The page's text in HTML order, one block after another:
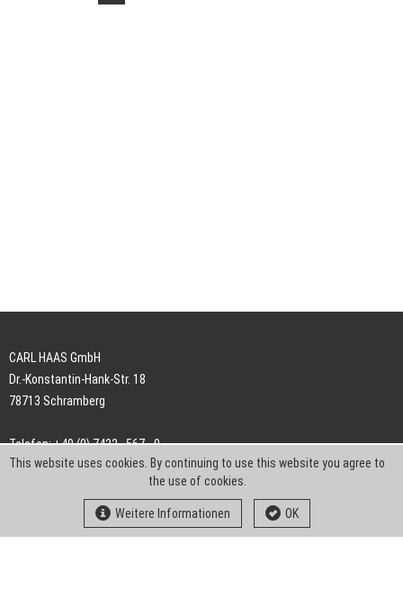
CARL HAAS GmbH
Dr.-Konstantin-Hank-Str. 18
78713 Schramberg
Telefon: +49 (0) 7422 . 567 - 0
Telefax: +49 (0) 7422 . 567 - 239
info-ch@kern-liebers.com
This website uses cookies. By continuing to use this website you agree to
the use of cookies.
Weitere Informationen OK